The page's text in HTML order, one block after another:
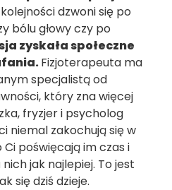
dzwoni się po
bólu głowy czy po
zyskała społeczne
Fizjoterapeuta ma
specjalistą od
który zna więcej
fryzjer i psycholog
niemal zakochują się w
poświęcają im czas i
jak najlepiej. To jest
się dziś dzieje.